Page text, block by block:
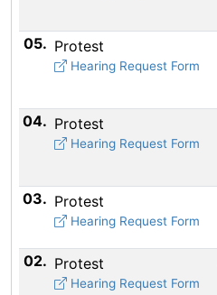
05. Protest
Hearing Request Form
04. Protest
Hearing Request Form
03. Protest
Hearing Request Form
02. Protest
Hearing Request Form